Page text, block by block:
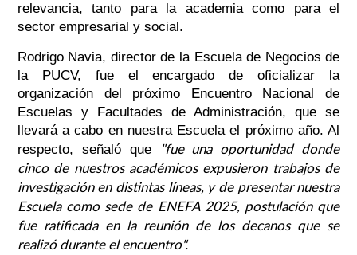
relevancia, tanto para la academia como para el
sector empresarial y social.
Rodrigo Navia, director de la Escuela de Negocios de
la PUCV, fue el encargado de oficializar la
organización del próximo Encuentro Nacional de
Escuelas y Facultades de Administración, que se
llevará a cabo en nuestra Escuela el próximo año. Al
respecto, señaló que
"fue una oportunidad donde
cinco de nuestros académicos expusieron trabajos de
investigación en distintas líneas, y de presentar nuestra
Escuela como sede de ENEFA 2025, postulación que
fue ratificada en la reunión de los decanos que se
realizó durante el encuentro".